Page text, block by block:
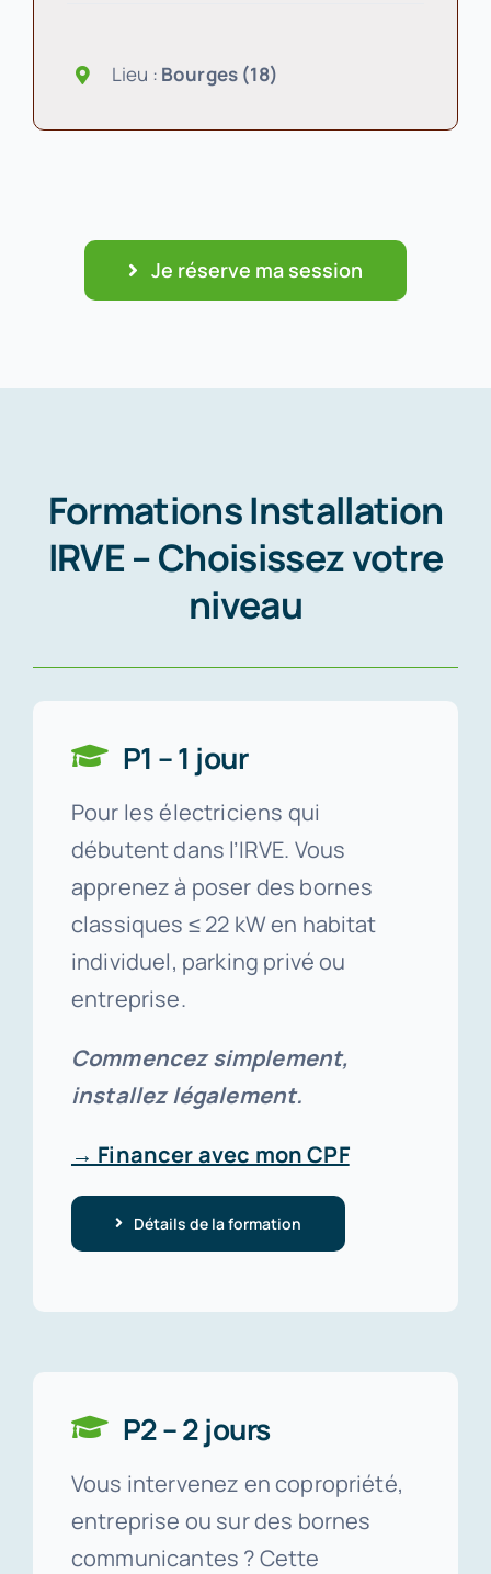
Lieu : Bourges (18)
Je réserve ma session
Formations Installation
IRVE – Choisissez votre
niveau
P1 – 1 jour
Pour les électriciens qui
débutent dans l’IRVE. Vous
apprenez à poser des bornes
classiques ≤ 22 kW en habitat
individuel, parking privé ou
entreprise.
Commencez simplement,
installez légalement.
→ Financer avec mon CPF
Détails de la formation
P2 – 2 jours
Vous intervenez en copropriété,
entreprise ou sur des bornes
communicantes ? Cette